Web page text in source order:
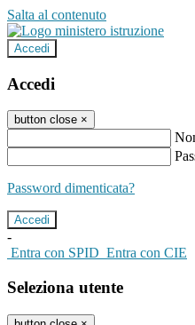
Salta al contenuto
Accedi
Accedi
button close ×
Password dimenticata?
-
Entra con SPID Entra con CIE
Seleziona utente